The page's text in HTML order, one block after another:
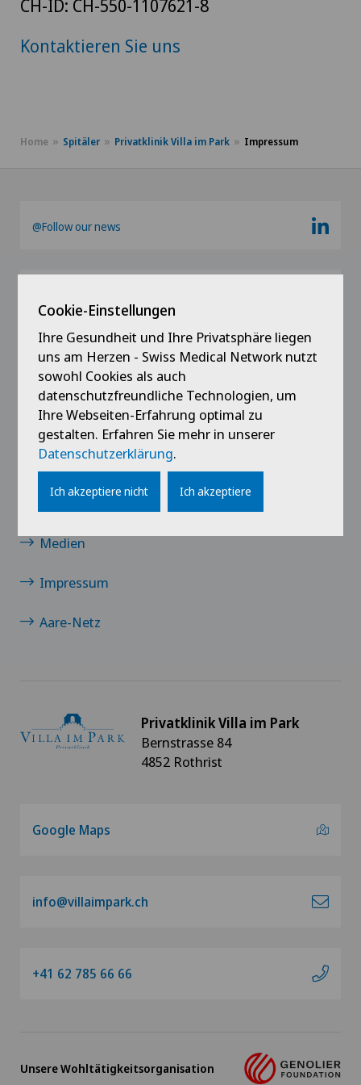
CH-ID: CH-550-1107621-8
Kontaktieren Sie uns
Home Spitäler Privatklinik Villa im Park Impressum
@Follow our news
Links
Kontakt
Jobs
News / Events
Medien
Impressum
Aare-Netz
Privatklinik Villa im Park
Bernstrasse 84
4852 Rothrist
Google Maps
info@villaimpark.ch
+41 62 785 66 66
Unsere Wohltätigkeitsorganisation
Cookie-Einstellungen
Ihre Gesundheit und Ihre Privatsphäre liegen
uns am Herzen - Swiss Medical Network nutzt
sowohl Cookies als auch
datenschutzfreundliche Technologien, um
Ihre Webseiten-Erfahrung optimal zu
gestalten. Erfahren Sie mehr in unserer
Datenschutzerklärung.
Ich akzeptiere nicht Ich akzeptiere